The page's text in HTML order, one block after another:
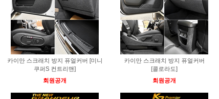
카이만 스크래치 방지 퓨얼커버 [미니
쿠퍼S 컨트리맨]
회원공개
카이만 스크래치 방지 퓨얼커버
[콜로라도]
회원공개